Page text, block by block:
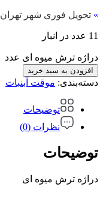
» تحویل فوری شهر تهران
11 عدد در انبار
دراژه ترش میوه ای عدد
افزودن به سبد خرید
دسته‌بندی: موقت آبنبات
توضیحات
نظرات (0)
توضیحات
دراژه ترش میوه ای